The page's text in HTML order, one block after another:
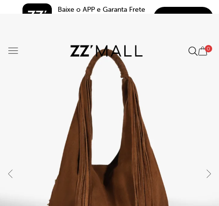
Baixe o APP e Garanta Frete
0